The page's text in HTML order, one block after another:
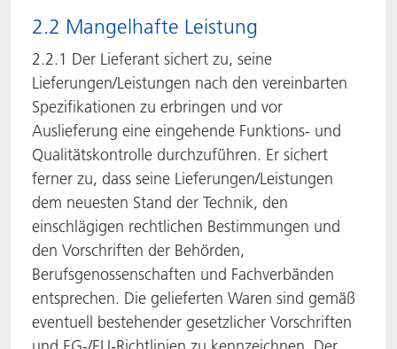
2.2 Mangelhafte Leistung
2.2.1 Der Lieferant sichert zu, seine
Lieferungen/Leistungen nach den vereinbarten
Spezifikationen zu erbringen und vor
Auslieferung eine eingehende Funktions- und
Qualitätskontrolle durchzuführen. Er sichert
ferner zu, dass seine Lieferungen/Leistungen
dem neuesten Stand der Technik, den
einschlägigen rechtlichen Bestimmungen und
den Vorschriften der Behörden,
Berufsgenossenschaften und Fachverbänden
entsprechen. Die gelieferten Waren sind gemäß
eventuell bestehender gesetzlicher Vorschriften